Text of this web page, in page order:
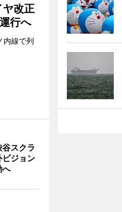
改正
行へ
内線で列
スクラ
ビジョン
へ